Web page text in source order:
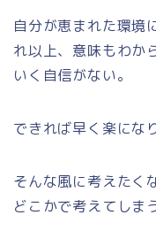
自分が恵まれた環境
れ以上、意味もわか
いく自信がない。
できれば早く楽にな
そんな風に考えたく
どこかで考えてしま